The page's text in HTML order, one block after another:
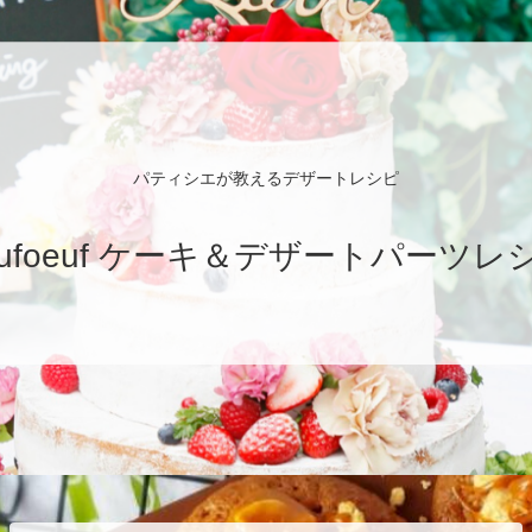
パティシエが教えるデザートレシピ
ケーキ＆デザートパーツレ